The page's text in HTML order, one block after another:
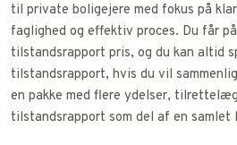
til private boligejere med fokus på
faglighed og effektiv proces. Du får
tilstandsrapport pris, og du kan altid
tilstandsrapport, hvis du vil
en pakke med flere ydelser,
tilstandsrapport som del af en samlet